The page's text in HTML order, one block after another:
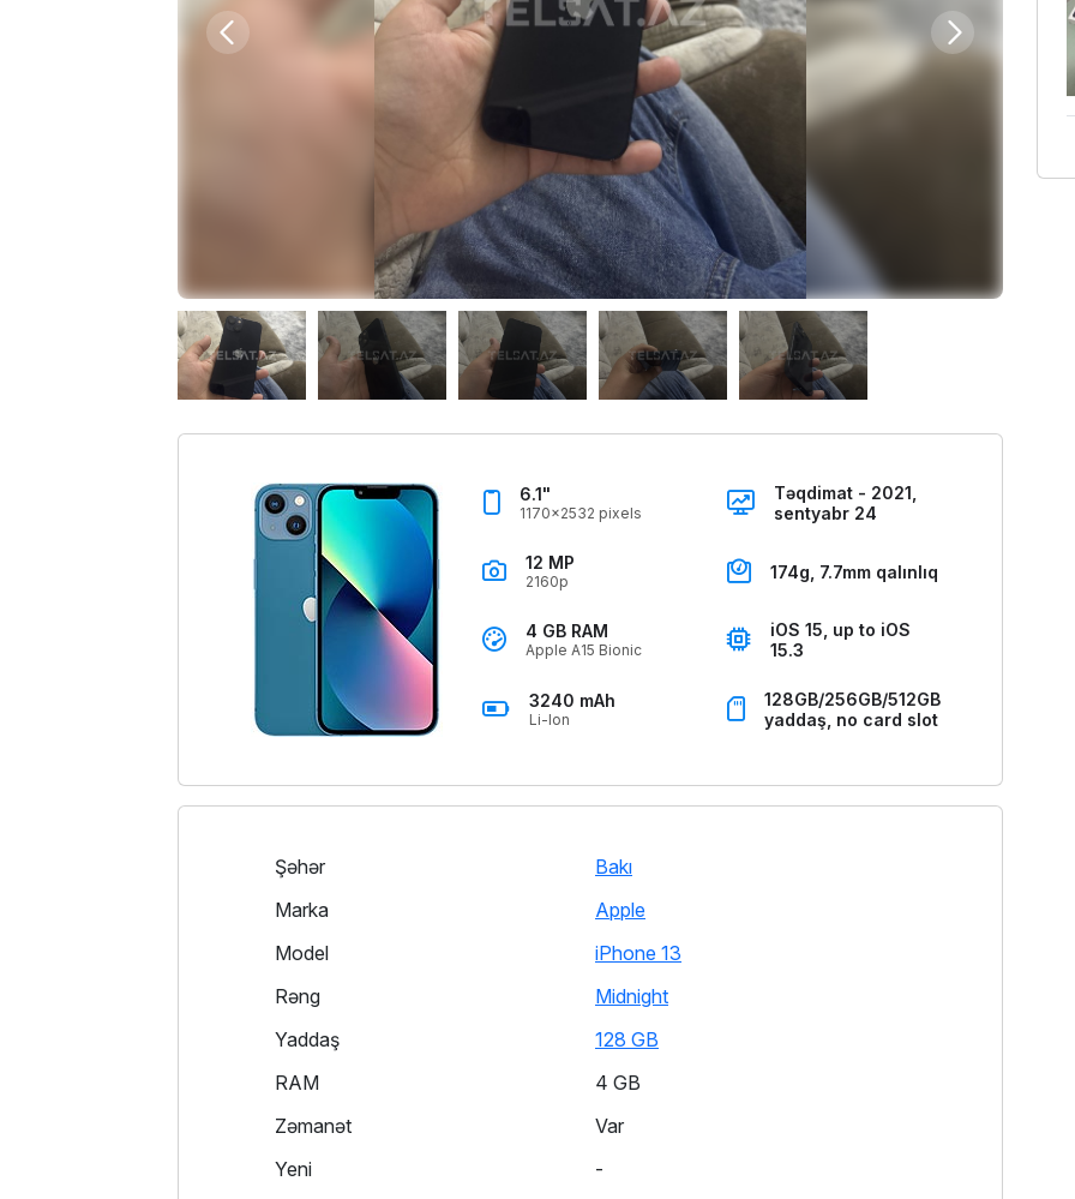
6.1"
1170x2532 pixels
Təqdimat - 2021,
sentyabr 24
12 MP
2160p 174g, 7.7mm qalınlıq
4 GB RAM
Apple A15 Bionic
iOS 15, up to iOS
15.3
3240 mAh
Li-Ion
128GB/256GB/512GB
yaddaş, no card slot
Şəhər
Bakı
Marka
Apple
Model
iPhone 13
Rəng
Midnight
Yaddaş
128 GB
RAM
4 GB
Zəmanət
Var
Yeni
-